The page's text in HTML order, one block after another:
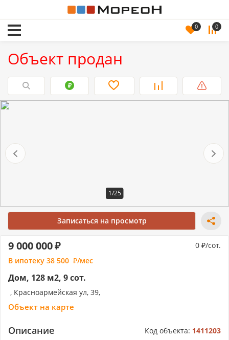
0 0
Объект продан
1/25
Записаться на просмотр
Дом, 128 м2, 9 сот.
, Красноармейская ул, 39,
Объект на карте
9 000 000 0
/сот.
В ипотеку 38 500 /мес
Описание Код объекта: 1411203